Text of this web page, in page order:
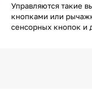
Управляются такие
кнопками или
сенсорных кнопок и